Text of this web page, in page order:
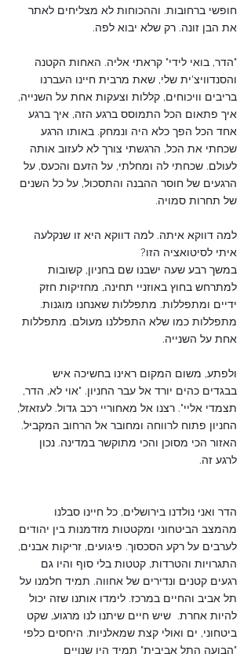
חופשי ברחובות. וההכוחות לא מצליחים לאתר
את הבן זונה. רק שלא יבוא לפה.
"הדר, בואי לידי" קראתי אליה. האחות הקטנה
והסנדוויצ'ית שלי, שאת מרבית חיינו העברנו
בריבים וויכוחים, קללות וצעקות אחת על השנייה,
איך פתאום הכל התמוסס ברגע הזה, איך ברגע
אחד הכל הפך כלא היה ונמחק. באותו הרגע
שכחתי את הכל, הרגשתי צורך לא לעזוב אותה
לעולם. שכחתי לה ומחלתי, על הזעם והכעס, על
הרגעים של חוסר ההבנה והתסכול, על כל השנים
של תחרות סמויה.
למה דווקא איתה. למה דווקא היא זו שנקלעה
איתי לסיטואציה הזו?
במשך רבע שעה ישבנו שם בחניון, קשובות
למתרחש בחוץ באוזניי תחינה, מחזיקות חזק
ידיים ומתפללות. מתפללות שאנחנו מוגנות.
מתפללות כמו שלא התפללנו מעולם. מתפללות
אחת על השנייה.
ולפתע, משום המקום ראינו בחשיכה איש
בבגדים כהים יורד אל עבר החניון. "אוי לא, הדר,
תצמדי אליי". רצנו אל מאחוריי רכב גדול. לעזאזל,
החניון פתוח לרווחה ומחובר אל הרחוב המקביל.
האזור הכי מסוכן והכי מתוקשר במדינה. נכון
לרגע זה.
הדר ואני נולדנו בירושלים, כל חיינו סבלנו
מהמצב הביטחוני ומקטטות מזדמנות בין יהודים
לערבים על רקע הסכסוך. פיגועים, זריקות אבנים,
התגרויות והטרדות, קטטות בלי סוף והיו גם
רגעים קטנים ונדירים של אחווה. תמיד חלמנו על
תל אביב והחיים במרכז. לימדו אותנו שזה יכול
להיות אחרת.  שיש חיים שיתנו לנו מרגוע, שקט
ביטחוני, ים ואולי קצת שמאלניות. היחסים כלפי
"הבועה התל אביבית" תמיד היו שנויים